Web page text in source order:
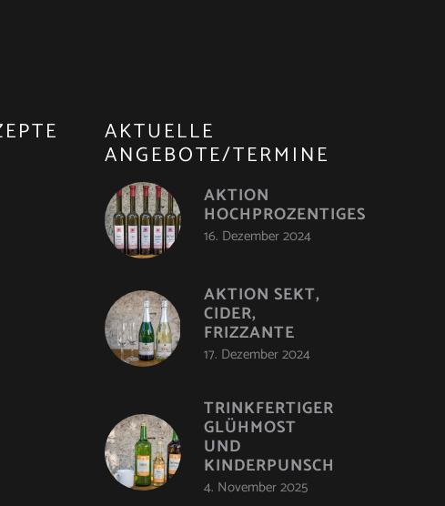
AKTUELLE
ANGEBOTE/TERMINE
AKTION
HOCHPROZENTIGES
16. Dezember 2024
AKTION SEKT,
CIDER,
FRIZZANTE
17. Dezember 2024
TRINKFERTIGER
GLÜHMOST
UND
KINDERPUNSCH
4. November 2025